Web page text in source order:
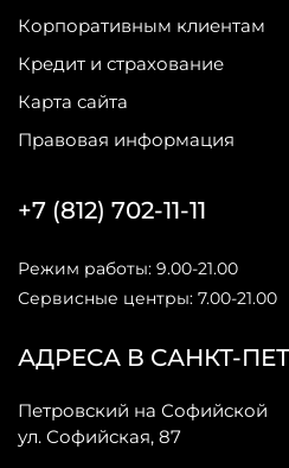
Корпоративным клиентам
Кредит и страхование
Карта сайта
Правовая информация
АДРЕСА В САНКТ-
Петровский на Софийской
ул. Софийская, 87
+7 (812) 702-11-11
Режим работы: 9.00-21.00
Сервисные центры: 7.00-21.00